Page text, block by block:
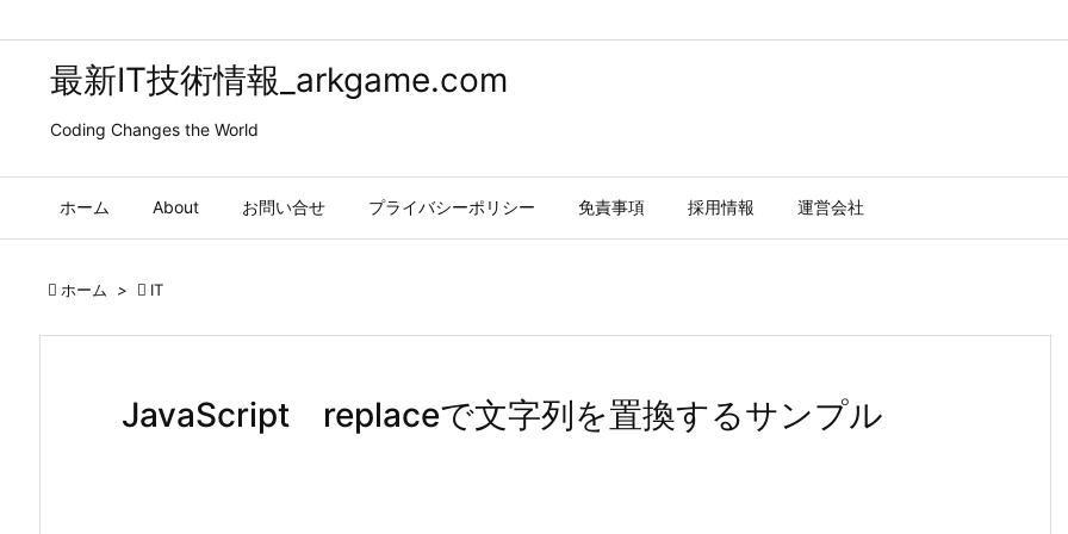
最新IT技術情報_arkgame.com
Coding Changes the World
ホーム About お問い合せ プライバシーポリシー 免責事項 採用情報 運営会社
 ホーム >  IT
JavaScript replaceで文字列を置換するサンプル